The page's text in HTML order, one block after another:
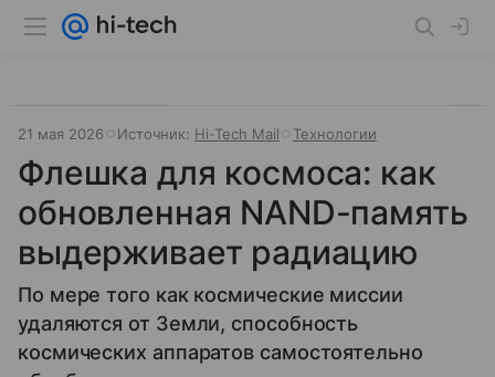
21 мая 2026 Источник: Hi-Tech Mail Технологии
Флешка для космоса: как
обновленная NAND-память
выдерживает радиацию
По мере того как космические миссии
удаляются от Земли, способность
космических аппаратов самостоятельно